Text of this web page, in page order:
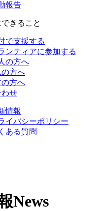
報告
きること
で支援する
ンティアに参加する
の方へ
方へ
の方へ
わせ
情報
イバシーポリシー
ある質問
News